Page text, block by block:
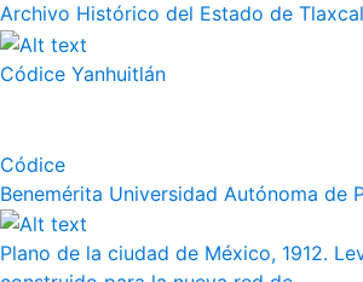
Archivo Histórico del Estado de
Códice Yanhuitlán
Códice
Benemérita Universidad Autónoma de
Plano de la ciudad de México, 1912.